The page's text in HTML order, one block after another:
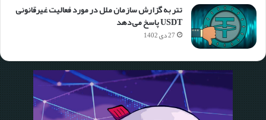
تتر به گزارش سازمان ملل در مورد فعالیت غیرقانونی
USDT پاسخ می‌دهد
27 دی 1402